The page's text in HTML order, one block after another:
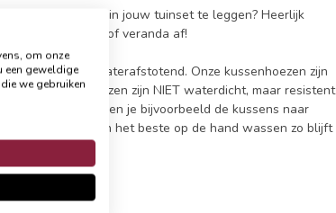
kussenhoes om in jouw tuinset te leggen? Heerlijk
maak jouw tuin of veranda af!
wit canvas en waterafstotend. Onze kussenhoezen zijn
De hoezen zijn NIET waterdicht, maar resistent
hevige regen dien je bijvoorbeeld de kussens naar
ritssluiting en het beste op de hand wassen zo blijft
om onze
een geweldige
we gebruiken